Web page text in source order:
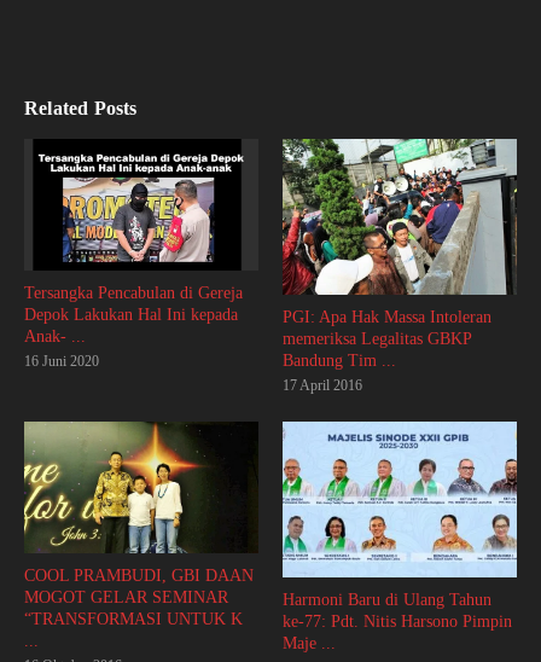
Related Posts
Tersangka Pencabulan di Gereja
Depok Lakukan Hal Ini kepada
Anak- ...
16 Juni 2020
PGI: Apa Hak Massa Intoleran
memeriksa Legalitas GBKP
Bandung Tim ...
17 April 2016
COOL PRAMBUDI, GBI DAAN
MOGOT GELAR SEMINAR
“TRANSFORMASI UNTUK K
Harmoni Baru di Ulang Tahun
ke-77: Pdt. Nitis Harsono Pimpin
Maje ...